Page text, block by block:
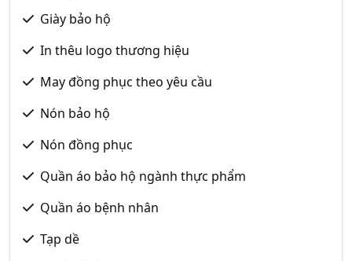
Giày bảo hộ
In thêu logo thương hiệu
May đồng phục theo yêu cầu
Nón bảo hộ
Nón đồng phục
Quần áo bảo hộ ngành thực phẩm
Quần áo bệnh nhân
Tạp dề